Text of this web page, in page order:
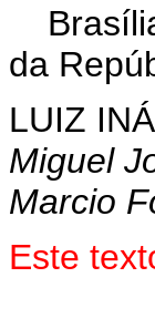
da
LUIZ
Miguel
Marcio
Este